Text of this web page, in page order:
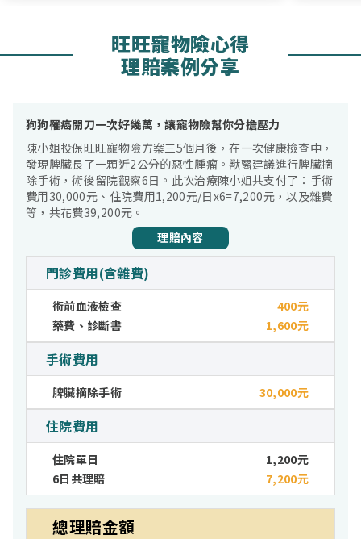
旺旺寵物險心得
理賠案例分享
狗狗罹癌開刀一次好幾萬，讓寵物險幫你分擔壓力
陳小姐投保旺旺寵物險方案三5個月後，在一次健康檢查中，
發現脾臟長了一顆近2公分的惡性腫瘤。獸醫建議進行脾臟摘
除手術，術後留院觀察6日。此次治療陳小姐共支付了：手術
費用30,000元、住院費用1,200元/日x6=7,200元，以及雜費
等，共花費39,200元。
理賠內容
門診費用(含雜費)
術前血液檢查
400元
藥費、診斷書
1,600元
手術費用
脾臟摘除手術 30,000元
住院費用
住院單日
1,200元
6日共理賠
7,200元
總理賠金額